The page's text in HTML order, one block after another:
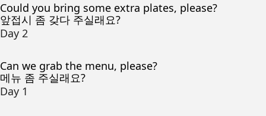
Could you bring some extra plates, please?
앞접시 좀 갖다 주실래요?
Day 2
Can we grab the menu, please?
메뉴 좀 주실래요?
Day 1